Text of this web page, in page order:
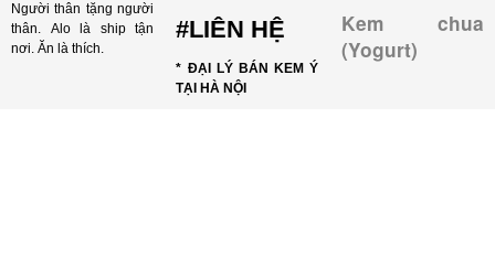
Người thân tặng người
thân. Alo là ship tận
nơi. Ăn là thích.
#LIÊN HỆ
* ĐẠI LÝ BÁN KEM Ý
TẠI HÀ NỘI
Kem chua
(Yogurt)